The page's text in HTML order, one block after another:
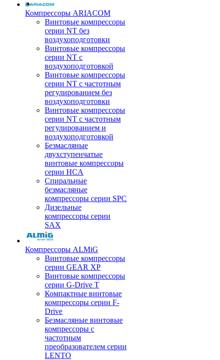
Компрессоры ARIACOM
Винтовые компрессоры
серии NT без
воздухоподготовки
Винтовые компрессоры
серии NT c
воздухоподготовкой
Винтовые компрессоры
серии NT с частотным
регулированием без
воздухоподготовки
Винтовые компрессоры
серии NT с частотным
регулированием и
воздухоподготовкой
Безмасляные
двухступенчатые
винтовые компрессоры
серии HCA
Спиральные
безмасляные
компрессоры серии SPC
Дизельные
компрессоры серии
SAX
Компрессоры ALMiG
Винтовые компрессоры
серии GEAR XP
Винтовые компрессоры
серии G-Drive T
Компактные винтовые
компрессоры серии F-
Drive
Безмасляные винтовые
компрессоры с
частотным
преобразователем серии
LENTO